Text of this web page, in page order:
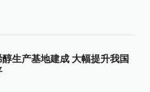
生产基地建成 大幅提升我国